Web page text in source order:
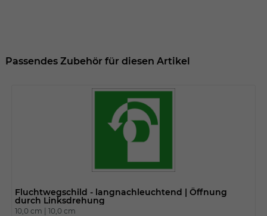
Passendes Zubehör für diesen Artikel
Fluchtwegschild - langnachleuchtend | Öffnung
durch Linksdrehung
10,0 cm | 10,0 cm
Wir installiert sobald sich der Nutzer an